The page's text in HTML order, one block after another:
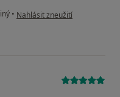
• podle názoru uživatele AD
Nahlásit zneužití